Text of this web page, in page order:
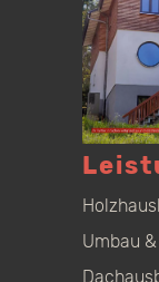
Umbau